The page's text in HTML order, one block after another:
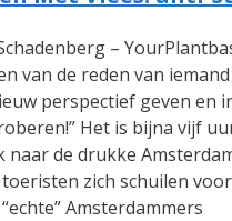
–
van de reden van
perspectief geven en
Het is bijna vijf
naar de drukke
zich schuilen
Amsterdammers